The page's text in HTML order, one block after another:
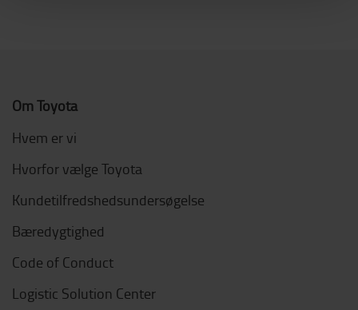
Om Toyota
Hvem er vi
Hvorfor vælge Toyota
Kundetilfredshedsundersøgelse
Bæredygtighed
Code of Conduct
Logistic Solution Center